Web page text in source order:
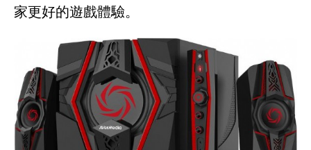
家更好的遊戲體驗。